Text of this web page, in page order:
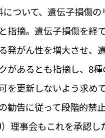
#トリビア
#データで読み解くフ
#フランス交通機関
度
#アプリ
#いざという時に
#サステナブル
#レシピ #ビューティー
#コスメ
フランスの地方 #フロマージュ
ついて、遺伝子損傷の
指摘。遺伝子損傷を経
発がん性を増大させ、
があるとも指摘し、8
を更新しないよう求め
勧告に従って段階的禁止
理事会もこれを承認し